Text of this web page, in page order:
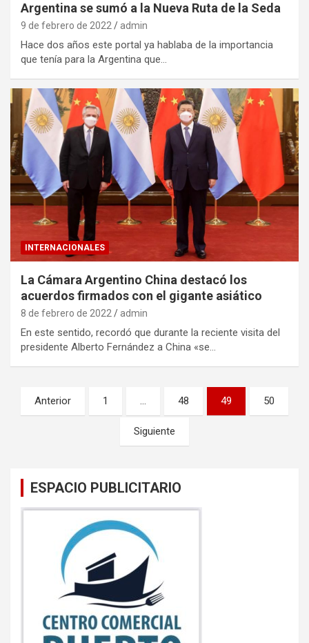
Argentina se sumó a la Nueva Ruta de la Seda
9 de febrero de 2022 admin
Hace dos años este portal ya hablaba de la importancia
que tenía para la Argentina que…
INTERNACIONALES
La Cámara Argentino China destacó los
acuerdos firmados con el gigante asiático
8 de febrero de 2022 admin
En este sentido, recordó que durante la reciente visita del
presidente Alberto Fernández a China «se…
Paginación
de
Anterior 1 … 48 49 50
Siguiente
ESPACIO PUBLICITARIO